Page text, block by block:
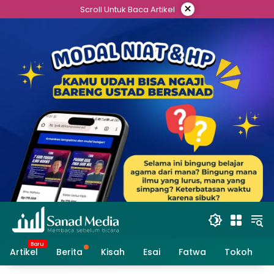
to
Scroll Untuk Baca Artikel ×
Artikel Berita Kisah Esai Fatwa Tokoh